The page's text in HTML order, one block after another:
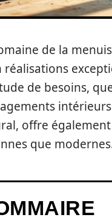
de la
réalisations
de besoins,
offre
que